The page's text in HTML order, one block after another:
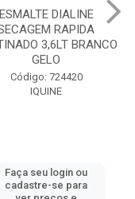
ESMALTE DIALINE
RAPIDA
3,6LT BRANCO
GELO
Código: 724420
IQUINE
Faça seu login ou
cadastre-se para